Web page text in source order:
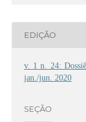
EDIÇÃO
v. 1 n. 24:
jan./jun. 2020
SEÇÃO